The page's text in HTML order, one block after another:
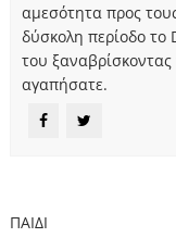
αμεσότητα προς
δύσκολη περίοδο το
του
αγαπήσατε.
ΠΑΙΔΙ